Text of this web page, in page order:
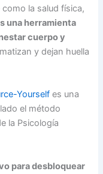
la salud física,
una herramienta
cuerpo y
y dejan huella
Yourself es una
el método
la Psicología
para desbloquear